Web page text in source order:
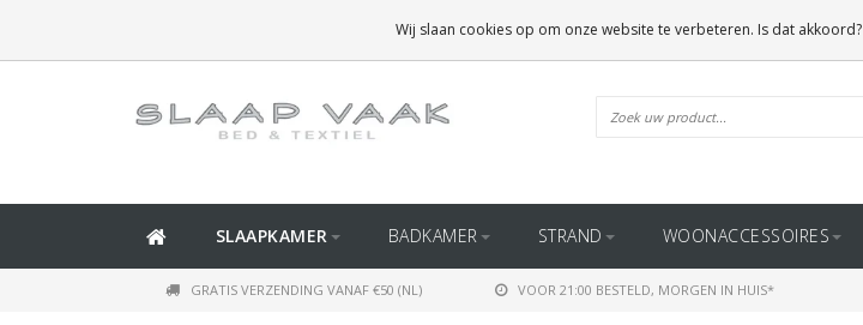
(BINNEN BELGIË)
SLAAPKAMER BADKAMER STRAND WOONACCESSOIRES
GRATIS VERZENDING VANAF €50 (NL) VOOR 21:00 BESTELD, MORGEN IN HUIS*
Wij slaan cookies op om onze website te verbeteren. Is dat akkoord?